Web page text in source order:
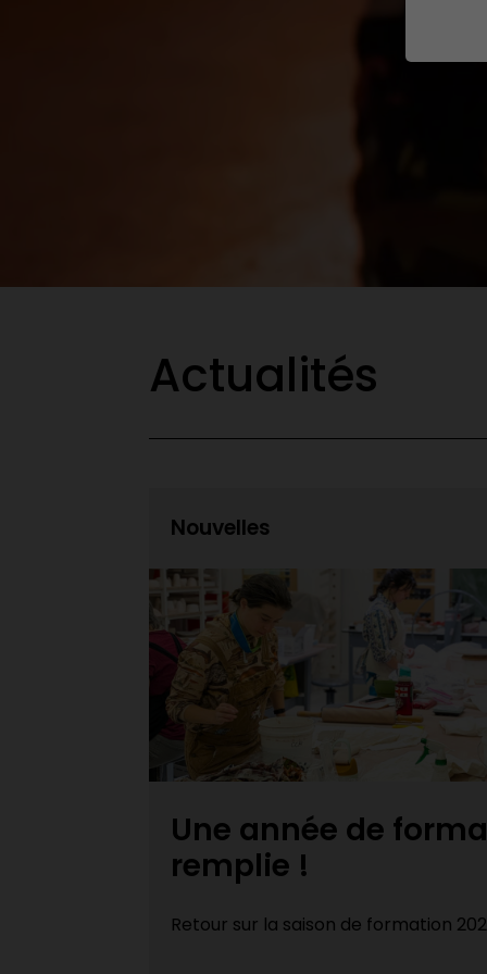
Actualités
Nouvelles
Expositions des
DEC Techniques de...
Félicitations aux finissant·e·s du DEC